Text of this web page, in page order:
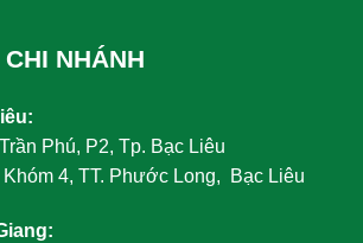
NHÁNH
Phú, P2, Tp. Bạc Liêu
4, TT. Phước Long, Bạc Liêu